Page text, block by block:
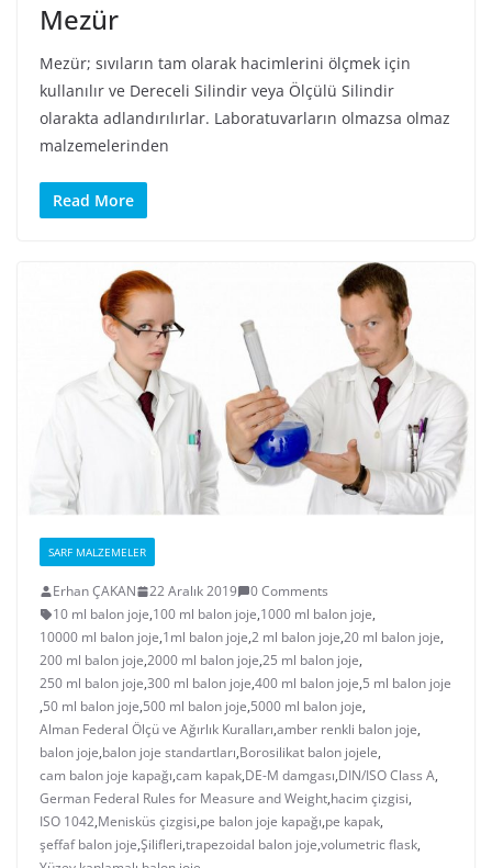
Mezür
Mezür; sıvıların tam olarak hacimlerini ölçmek için
kullanılır ve Dereceli Silindir veya Ölçülü Silindir
olarakta adlandırılırlar. Laboratuvarların olmazsa olmaz
malzemelerinden
Read More
SARF MALZEMELER
Erhan ÇAKAN 22 Aralık 2019
0 Comments
10 ml balon joje,100 ml balon joje,1000 ml balon joje,
10000 ml balon joje,1ml balon joje,2 ml balon joje,20 ml balon joje,
200 ml balon joje,2000 ml balon joje,25 ml balon joje,
250 ml balon joje,300 ml balon joje,400 ml balon joje,5 ml balon joje
,50 ml balon joje,500 ml balon joje,5000 ml balon joje,
Alman Federal Ölçü ve Ağırlık Kuralları,amber renkli balon joje,
balon joje,balon joje standartları,Borosilikat balon jojele,
cam balon joje kapağı,cam kapak,DE-M damgası,DIN/ISO Class A,
German Federal Rules for Measure and Weight,hacim çizgisi,
ISO 1042,Menisküs çizgisi,pe balon joje kapağı,pe kapak,
şeffaf balon joje,Şilifleri,trapezoidal balon joje,volumetric flask,